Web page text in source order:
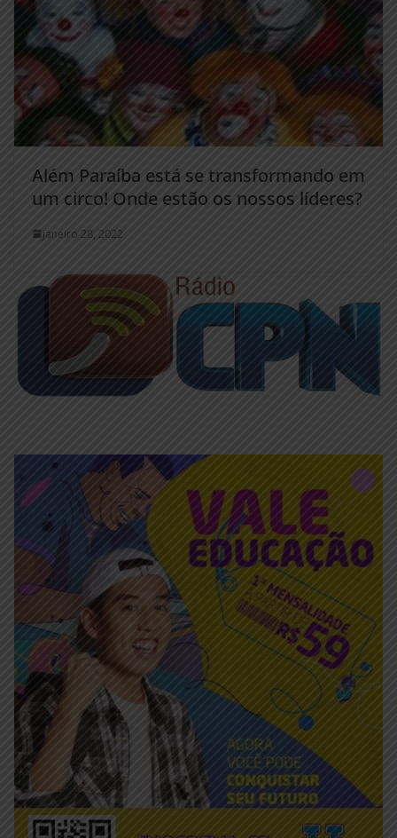
Além Paraíba está se transformando em
um circo! Onde estão os nossos líderes?
janeiro 28, 2022